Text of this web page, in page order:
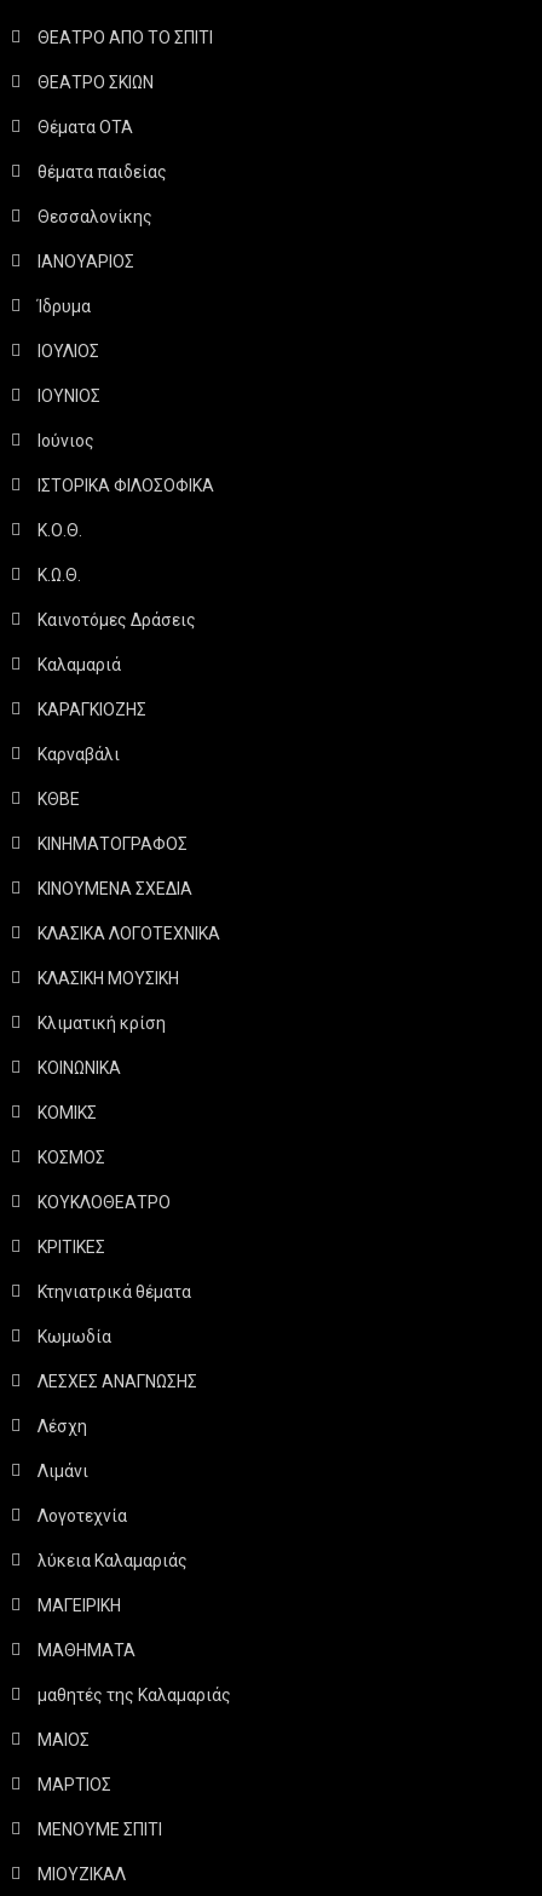
ΘΕΑΤΡΟ ΑΠΟ ΤΟ ΣΠΙΤΙ
ΘΕΑΤΡΟ ΣΚΙΩΝ
Θέματα ΟΤΑ
θέματα παιδείας
Θεσσαλονίκης
ΙΑΝΟΥΑΡΙΟΣ
Ίδρυμα
ΙΟΥΛΙΟΣ
ΙΟΥΝΙΟΣ
Ιούνιος
ΙΣΤΟΡΙΚΑ ΦΙΛΟΣΟΦΙΚΑ
Κ.Ο.Θ.
Κ.Ω.Θ.
Καινοτόμες Δράσεις
Καλαμαριά
ΚΑΡΑΓΚΙΟΖΗΣ
Καρναβάλι
ΚΘΒΕ
ΚΙΝΗΜΑΤΟΓΡΑΦΟΣ
ΚΙΝΟΥΜΕΝΑ ΣΧΕΔΙΑ
ΚΛΑΣΙΚΑ ΛΟΓΟΤΕΧΝΙΚΑ
ΚΛΑΣΙΚΗ ΜΟΥΣΙΚΗ
Κλιματική κρίση
ΚΟΙΝΩΝΙΚΑ
ΚΟΜΙΚΣ
ΚΟΣΜΟΣ
ΚΟΥΚΛΟΘΕΑΤΡΟ
ΚΡΙΤΙΚΕΣ
Κτηνιατρικά θέματα
Κωμωδία
ΛΕΣΧΕΣ ΑΝΑΓΝΩΣΗΣ
Λέσχη
Λιμάνι
Λογοτεχνία
λύκεια Καλαμαριάς
ΜΑΓΕΙΡΙΚΗ
ΜΑΘΗΜΑΤΑ
μαθητές της Καλαμαριάς
ΜΑΙΟΣ
ΜΑΡΤΙΟΣ
ΜΕΝΟΥΜΕ ΣΠΙΤΙ
ΜΙΟΥΖΙΚΑΛ